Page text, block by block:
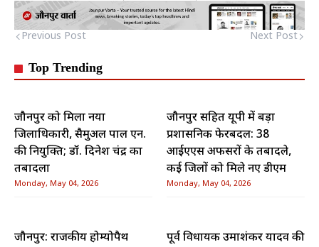
Previous Post Next Post
Top Trending
जौनपुर को मिला नया
जिलाधिकारी, सैमुअल पाल एन.
की नियुक्ति; डॉ. दिनेश चंद्र का
तबादला
Monday, May 04, 2026
जौनपुर सहित यूपी में बड़ा
प्रशासनिक फेरबदल: 38
आईएएस अफसरों के तबादले,
कई जिलों को मिले नए डीएम
Monday, May 04, 2026
जौनपुर: राजकीय होम्योपैथ
पूर्व विधायक उमाशंकर यादव की